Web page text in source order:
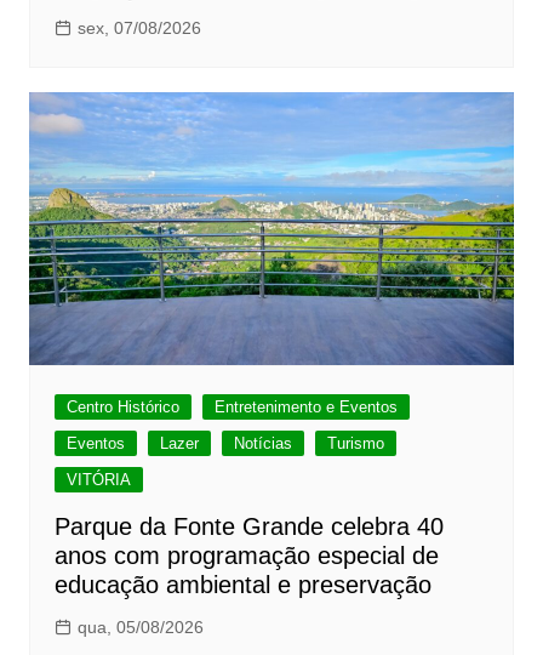
sex, 07/08/2026
Centro Histórico
Entretenimento e Eventos
Eventos
Lazer Notícias
Turismo
VITÓRIA
Parque da Fonte Grande celebra 40
anos com programação especial de
educação ambiental e preservação
qua, 05/08/2026